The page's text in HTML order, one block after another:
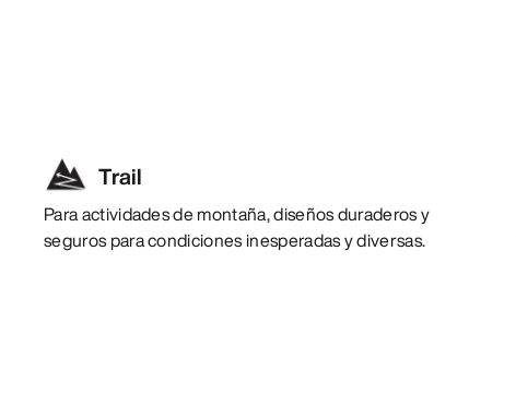
Trail
Para actividades de montaña, diseños duraderos y
seguros para condiciones inesperadas y diversas.